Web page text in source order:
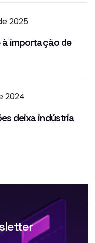
2025
importação de
2024
deixa indústria